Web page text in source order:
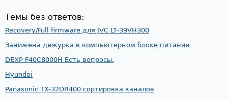
Темы без ответов:
Recovery/Full firmware для JVC LT-39VH300
Занижена дежурка в компьютерном блоке питания
DEXP F40C8000H Есть вопросы.
Hyundai
Panasonic TX-32DR400 сортировка каналов